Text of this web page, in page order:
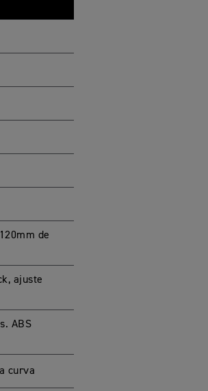
de
ajuste
ABS
curva